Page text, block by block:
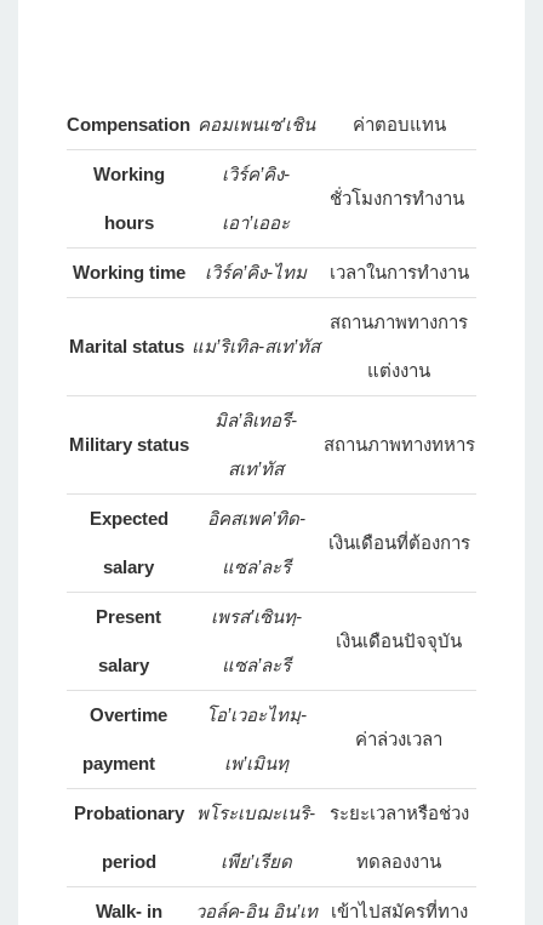
Compensation คอมเพนเซ’เชิน ค่าตอบแทน
Working
hours
เวิร์ค’คิง-
เอา’เออะ
ชั่วโมงการทำงาน
Working time เวิร์ค’คิง-ไทม เวลาในการทำงาน
Marital status แม’ริเทิล-สเท’ทัส
สถานภาพทางการ
แต่งงาน
Military status
มิล’ลิเทอรี-
สเท’ทัส
สถานภาพทางทหาร
Expected
salary
อิคสเพค’ทิด-
แซล’ละรี
เงินเดือนที่ต้องการ
Present
salary
เพรส’เซินทฺ-
แซล’ละรี
เงินเดือนปัจจุบัน
Overtime
payment
โอ’เวอะไทมฺ-
เพ’เมินทฺ
ค่าล่วงเวลา
Probationary
period
พโระเบฌะเนริ-
เพีย’เรียด
ระยะเวลาหรือช่วง
ทดลองงาน
Walk- in วอล์ค-อิน อิน’เท เข้าไปสมัครที่ทาง